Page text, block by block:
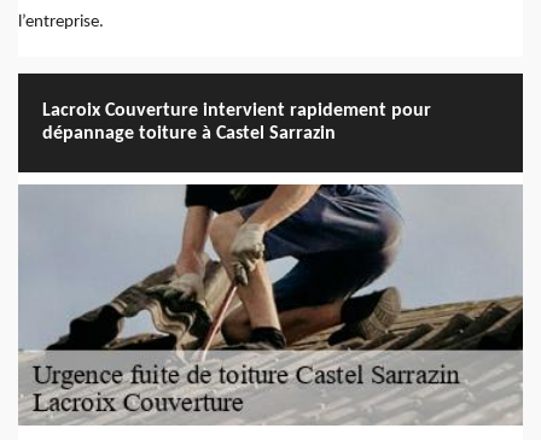
l’entreprise.
Lacroix Couverture intervient rapidement pour
dépannage toiture à Castel Sarrazin